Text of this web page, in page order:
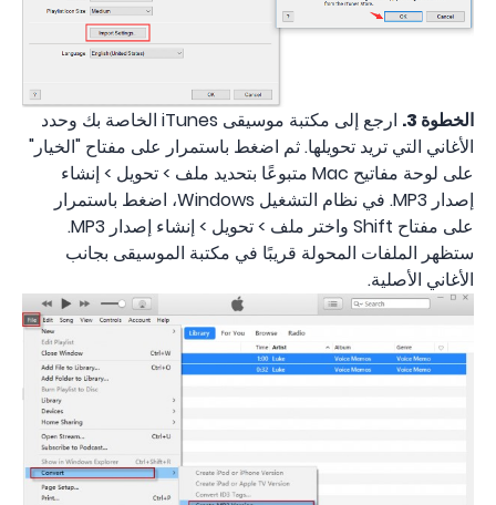
الخطوة 3.
ارجع إلى مكتبة موسيقى iTunes الخاصة بك وحدد
الأغاني التي تريد تحويلها. ثم اضغط باستمرار على مفتاح "الخيار"
على لوحة مفاتيح Mac متبوعًا بتحديد ملف > تحويل > إنشاء
إصدار MP3. في نظام التشغيل Windows، اضغط باستمرار
على مفتاح Shift واختر ملف > تحويل > إنشاء إصدار MP3.
ستظهر الملفات المحولة قريبًا في مكتبة الموسيقى بجانب
الأغاني الأصلية.